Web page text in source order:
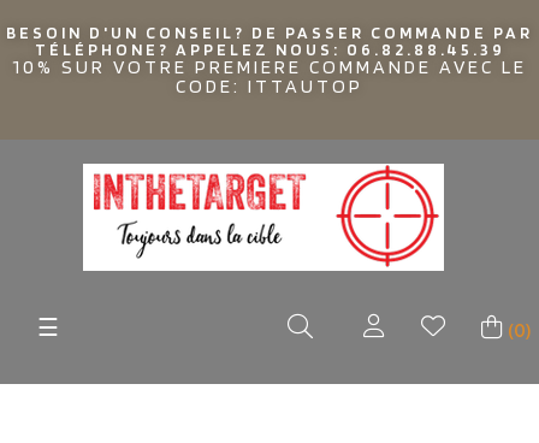
BESOIN D'UN CONSEIL? DE PASSER COMMANDE PAR
TÉLÉPHONE? APPELEZ NOUS: 06.82.88.45.39
10% SUR VOTRE PREMIERE COMMANDE AVEC LE
CODE: ITTAUTOP
Basculer
☰ (0)